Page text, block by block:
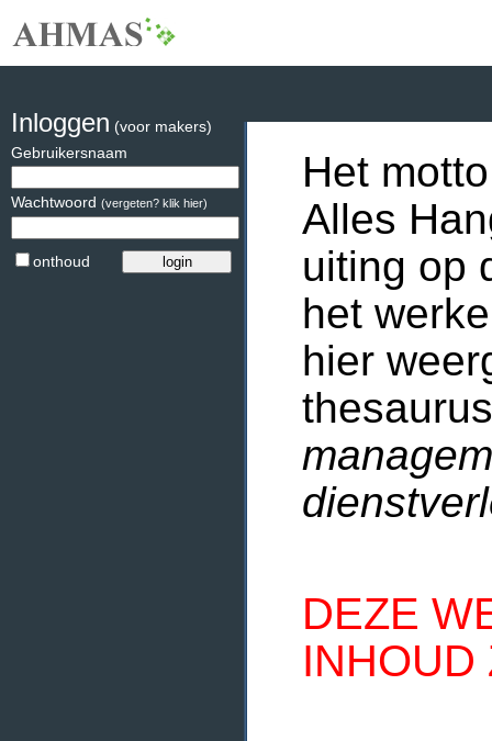
Het
Alles
uiting op
het
hier
DEZE
INHOUD
Inloggen (voor makers)
Gebruikersnaam
Wachtwoord (vergeten? klik hier)
onthoud